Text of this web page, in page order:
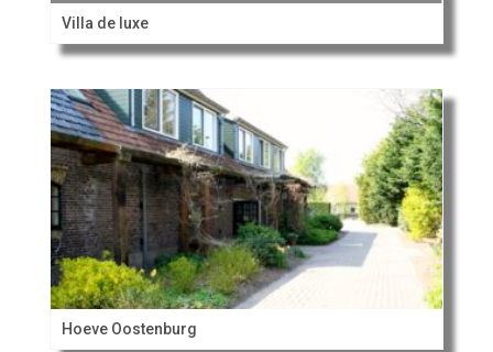
Villa de luxe
Hoeve Oostenburg